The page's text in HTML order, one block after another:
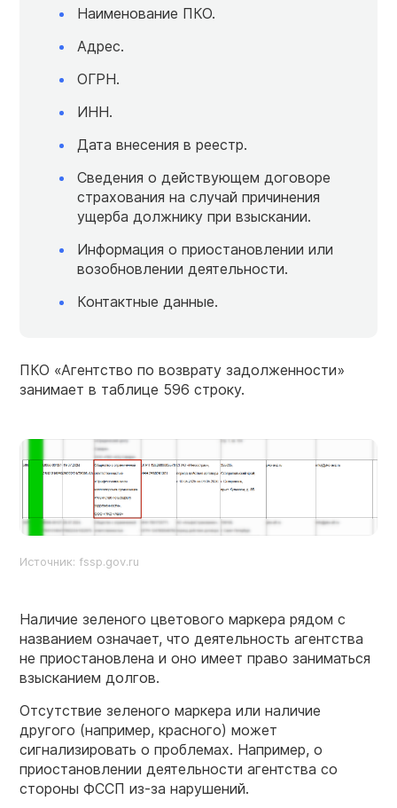
Наименование ПКО.
Адрес.
ОГРН.
ИНН.
Дата внесения в реестр.
Сведения о действующем договоре
страхования на случай причинения
ущерба должнику при взыскании.
Информация о приостановлении или
возобновлении деятельности.
Контактные данные.
ПКО «Агентство по возврату задолженности»
занимает в таблице 596 строку.
Источник: fssp.gov.ru
Наличие зеленого цветового маркера рядом с
названием означает, что деятельность агентства
не приостановлена и оно имеет право заниматься
взысканием долгов.
Отсутствие зеленого маркера или наличие
другого (например, красного) может
сигнализировать о проблемах. Например, о
приостановлении деятельности агентства со
стороны ФССП из-за нарушений.